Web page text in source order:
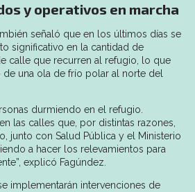
y operativos en marcha
señaló que en los últimos días se
significativo en la cantidad de
calle que recurren al refugio, lo que
una ola de frío polar al norte del
durmiendo en el refugio.
las calles que, por distintas razones,
junto con Salud Pública y el Ministerio
a hacer los relevamientos para
explicó Fagúndez.
implementarán intervenciones de